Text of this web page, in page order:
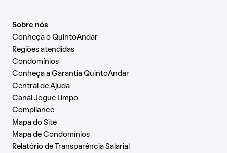
Sobre nós
Conheça o QuintoAndar
Regiões atendidas
Condomínios
Conheça a Garantia QuintoAndar
Central de Ajuda
Canal Jogue Limpo
Compliance
Mapa do Site
Mapa de Condomínios
Relatório de Transparência Salarial